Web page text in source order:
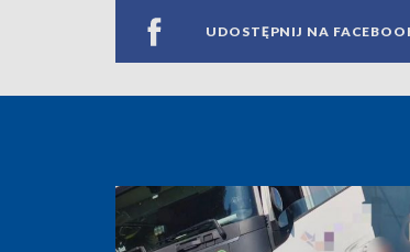
UDOSTĘPNIJ NA